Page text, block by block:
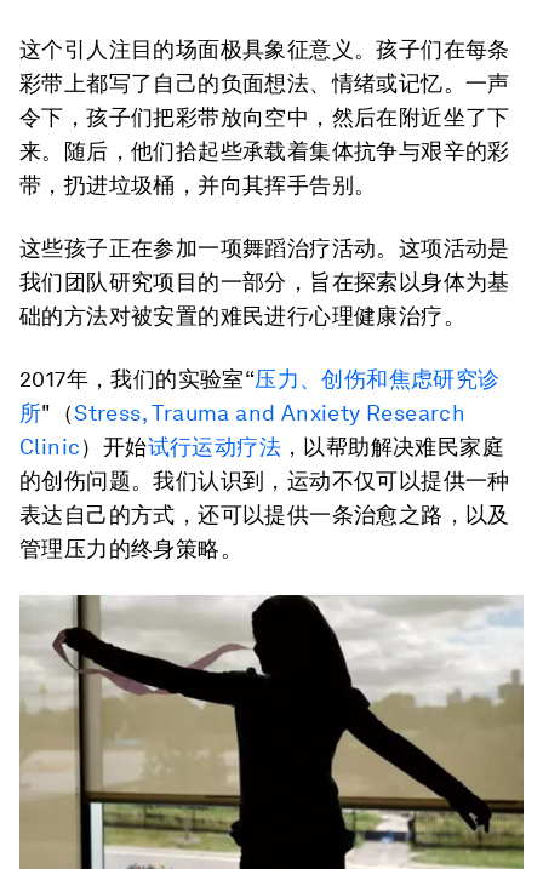
这个引人注目的场面极具象征意义。孩子们在每条
彩带上都写了自己的负面想法、情绪或记忆。一声
令下，孩子们把彩带放向空中，然后在附近坐了下
来。随后，他们拾起些承载着集体抗争与艰辛的彩
带，扔进垃圾桶，并向其挥手告别。
这些孩子正在参加一项舞蹈治疗活动。这项活动是
我们团队研究项目的一部分，旨在探索以身体为基
础的方法对被安置的难民进行心理健康治疗。
2017年，我们的实验室“压力、创伤和焦虑研究诊
所"（Stress, Trauma and Anxiety Research
Clinic）开始试行运动疗法 ，以帮助解决难民家庭
的创伤问题。我们认识到，运动不仅可以提供一种
表达自己的方式，还可以提供一条治愈之路，以及
管理压力的终身策略。